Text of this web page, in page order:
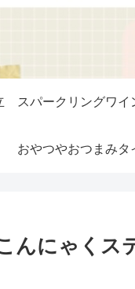
おやつやおつまみタ
んにゃくス